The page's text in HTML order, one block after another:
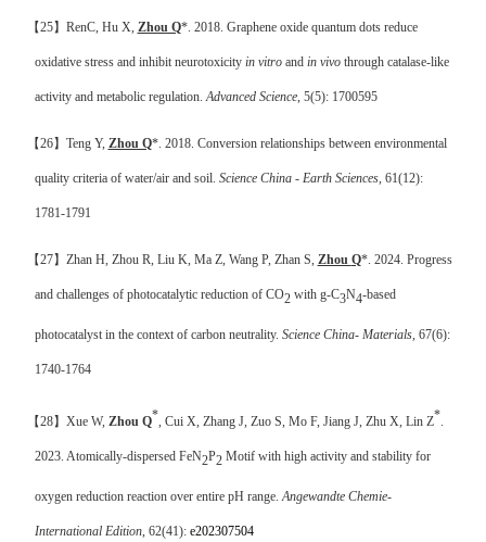
【25】 RenC, Hu X, Zhou Q*. 2018. Graphene oxide quantum dots reduce
oxidative stress and inhibit neurotoxicityin vitro and in vivo through catalase-like
activity and metabolic regulation. Advanced Science, 5(5): 1700595
【26】 Teng Y, Zhou Q*. 2018. Conversion relationships between environmental
quality criteria of water/air and soil. Science China - Earth Sciences, 61(12):
1781-1791
【27】 Zhan H, Zhou R, Liu K, Ma Z, Wang P, Zhan S, Zhou Q*. 2024. Progress
and challenges of photocatalytic reduction of CO2with g-C3N4-based
photocatalyst in the context of carbon neutrality. Science China- Materials, 67(6):
1740-1764
【28】 Xue W, Zhou Q*, Cui X, Zhang J, Zuo S, Mo F, Jiang J, Zhu X, Lin Z*.
2023. Atomically-dispersed FeN2P2Motif with high activity and stability for
oxygen reduction reaction over entire pH range.Angewandte Chemie-
International Edition, 62(41): e202307504